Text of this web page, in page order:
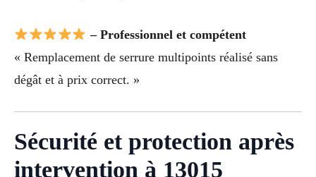
– Professionnel et compétent
« Remplacement de serrure multipoints réalisé sans
dégât et à prix correct. »
Sécurité et protection après
intervention à 13015